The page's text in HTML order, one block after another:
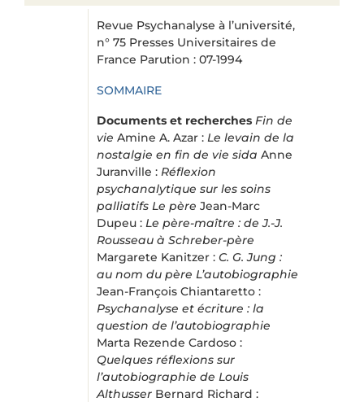
Revue Psychanalyse à l’université,
n° 75 Presses Universitaires de
France Parution : 07-1994
SOMMAIRE
Documents et recherches Fin de
vie Amine A. Azar : Le levain de la
nostalgie en fin de vie sida Anne
Juranville : Réflexion
psychanalytique sur les soins
palliatifs Le père Jean-Marc
Dupeu : Le père-maître : de J.-J.
Rousseau à Schreber-père
Margarete Kanitzer : C. G. Jung :
au nom du père L’autobiographie
Jean-François Chiantaretto :
Psychanalyse et écriture : la
question de l’autobiographie
Marta Rezende Cardoso :
Quelques réflexions sur
l’autobiographie de Louis
Althusser Bernard Richard :